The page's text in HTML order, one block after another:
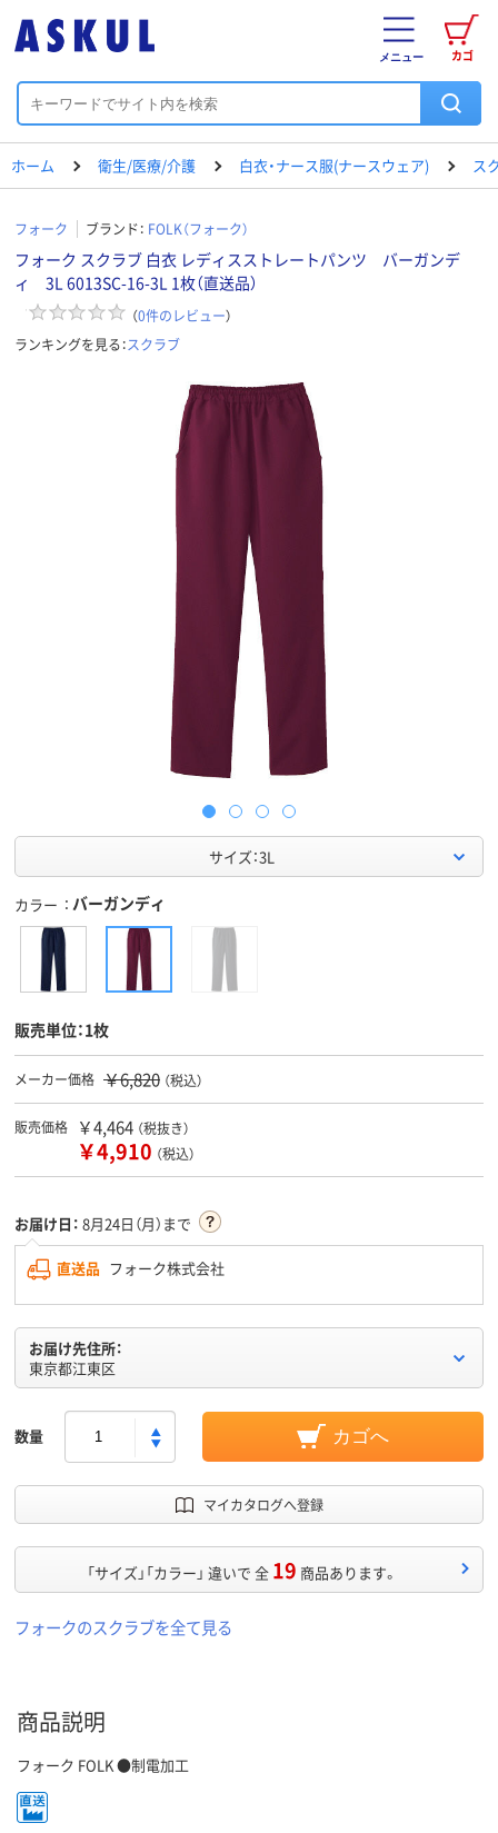
カゴ
メニュー
ホーム 衛生/医療/介護 白衣・ナース服(ナースウェア) ス
フォーク ブランド： FOLK（フォーク）
フォーク スクラブ 白衣 レディスストレートパンツ バーガンデ
ィ 3L 6013SC-16-3L 1枚（直送品）
（0件のレビュー）
ランキングを見る：スクラブ
サイズ：3L
カラー バーガンディ
販売単位：1枚
メーカー価格 ￥6,820 （税込）
販売価格 ￥4,464 （税抜き）
￥4,910 （税込）
お届け日： 8月24日（月）まで
直送品 フォーク株式会社
お届け先住所：
東京都江東区
数量 カゴへ
マイカタログへ登録
「サイズ」「カラー」 違いで 全 19 商品あります。
フォークのスクラブを全て見る
商品説明
フォーク FOLK ●制電加工